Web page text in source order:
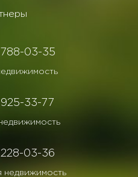
03-35
33-77
03-36
недвижимость